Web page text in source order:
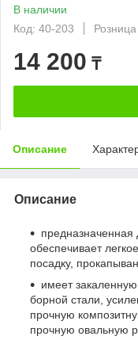
В наличии
Код: 40-203
Розница
14 200 ₸
Описание
Описание
предназначенная
обеспечивает
посадку,
имеет
борной стали,
прочную
прочную овальную